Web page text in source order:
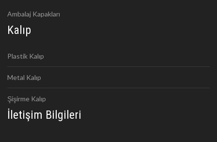
Ambalaj Kapakları
Kalıp
Plastik Kalıp
Metal Kalıp
Şişirme Kalıp
İletişim Bilgileri